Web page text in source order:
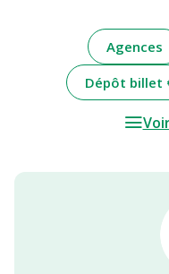
Agences
Dépôt billet